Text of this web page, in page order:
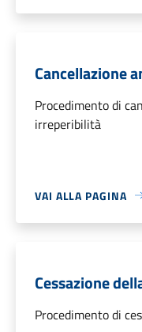
Cancellazione
Procedimento di
irreperibilità
VAI ALLA PAGINA
Cessazione
Procedimento di